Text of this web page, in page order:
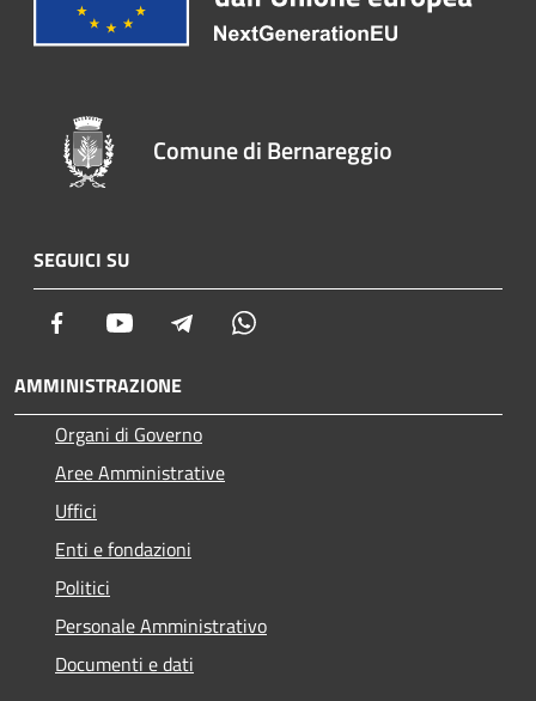
Comune di Bernareggio
SEGUICI SU
Facebook Youtube Telegram
AMMINISTRAZIONE
Organi di Governo
Aree Amministrative
Uffici
Enti e fondazioni
Politici
Personale Amministrativo
Documenti e dati